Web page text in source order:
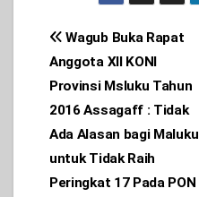
Post
navigation
Wagub Buka Rapat
Anggota XII KONI
Provinsi Msluku Tahun
2016 Assagaff : Tidak
Ada Alasan bagi Maluku
untuk Tidak Raih
Peringkat 17 Pada PON